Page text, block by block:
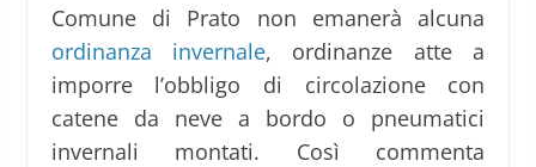
Comune di Prato non emanerà alcuna
ordinanza invernale, ordinanze atte a
imporre l’obbligo di circolazione con
catene da neve a bordo o pneumatici
invernali montati. Così commenta